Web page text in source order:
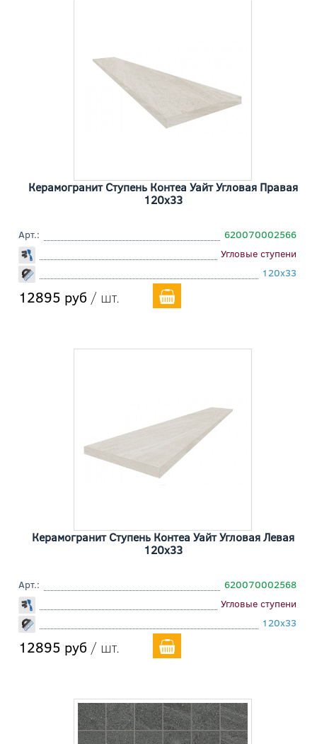
Керамогранит Ступень Контеа Уайт Угловая Правая
120x33
Арт.:
620070002566
Угловые ступени
120x33
12895 руб / шт.
Керамогранит Ступень Контеа Уайт Угловая Левая
120x33
Арт.:
620070002568
Угловые ступени
120x33
12895 руб / шт.